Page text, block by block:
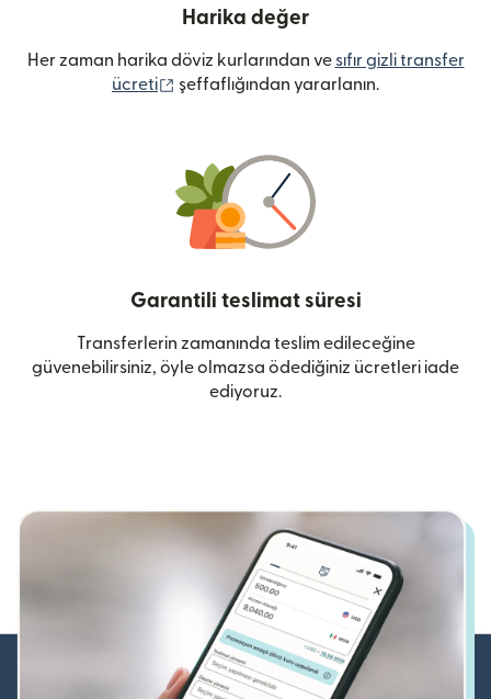
Harika değer
Her zaman harika döviz kurlarından ve sıfır gizli transfer
ücreti
(yeni pencerede açılır)
şeffaflığından yararlanın.
Garantili teslimat süresi
Transferlerin zamanında teslim edileceğine
güvenebilirsiniz, öyle olmazsa ödediğiniz ücretleri iade
ediyoruz.